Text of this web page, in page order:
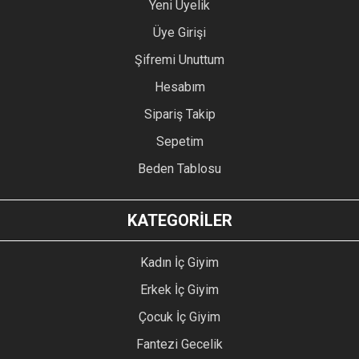
Yeni Üyelik
Üye Girişi
Şifremi Unuttum
Hesabım
Sipariş Takip
Sepetim
Beden Tablosu
KATEGORİLER
Kadın İç Giyim
Erkek İç Giyim
Çocuk İç Giyim
Fantezi Gecelik